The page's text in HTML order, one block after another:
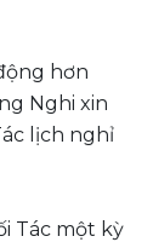
hơn
Nghi xin
lịch nghỉ
Tác một kỳ